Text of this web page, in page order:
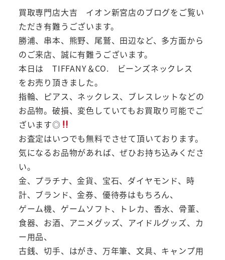
買取専門店大吉 イオン新宮店のブログをご覧い
ただき有難うございます。
勝浦、串本、熊野、尾鷲、田辺など、多方面から
のご来店、誠に有難うございます。
本日は TIFFANY＆CO. ビーンズネックレス
をお売り頂きました。
指輪、ピアス、ネックレス、ブレスレットなどの
お品物。破損、変色していてもお買取り可能でご
ざいます◎
お査定はいつでも無料でさせて頂いております。
気になるお品物があれば、ぜひお持ち込みくださ
い。
金、プラチナ、金貨、宝石、ダイヤモンド、時
計、ブランド、金券、優待券はもちろん、
ゲーム機、ゲームソフト、トレカ、香水、骨董、
食器、お酒、アニメグッズ、アイドルグッズ、カ
ー用品、
古銭、切手、はがき、万年筆、文具、キャンプ用